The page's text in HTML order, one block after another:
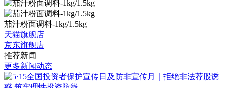
茄汁粉面调料-1kg/1.5kg
天猫旗舰店
京东旗舰店
推荐新闻
更多新闻动态